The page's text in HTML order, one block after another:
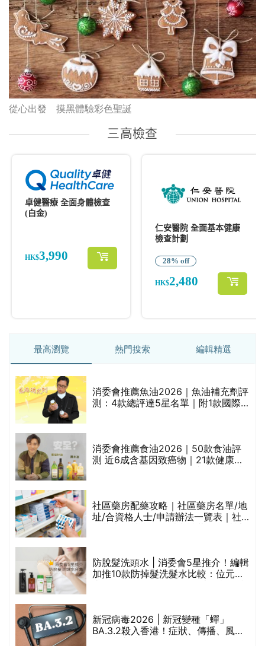
從心出發 摸黑體驗彩色聖誕
最高瀏覽 熱門搜索 編輯精選
消委會推薦魚油2026｜魚油補充劑評
測：4款總評達5星名單｜附1款國際
消委會推薦食油2026｜50款食油評
測 近6成含基因致癌物｜21款健康煮
社區藥房配藥攻略｜社區藥房名單/地
址/合資格人士/申請辦法一覽表｜社
防脫髮洗頭水 | 消委會5星推介！編輯
加推10款防掉髮洗髮水比較：位元
新冠病毒2026 | 新冠變種「蟬」
BA.3.2殺入香港！症狀、傳播、風險